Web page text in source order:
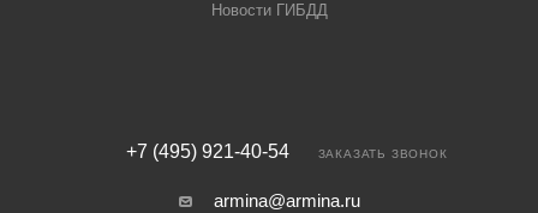
Новости ГИБДД
+7 (495) 921-40-54 ЗАКАЗАТЬ ЗВОНОК
armina@armina.ru